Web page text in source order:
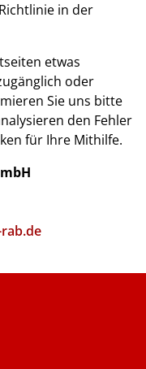
in der
etwas
oder
Sie uns bitte
den Fehler
für Ihre Mithilfe.